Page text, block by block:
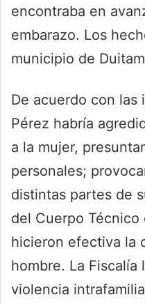
encontraba en
embarazo. Los
municipio de
De acuerdo con las
Pérez habría
a la mujer,
personales;
distintas partes de
del Cuerpo Técnico
hicieron efectiva la
hombre. La
violencia